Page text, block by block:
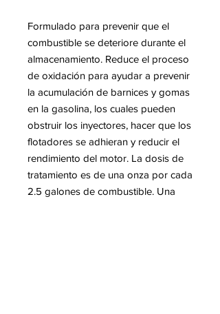
Formulado para prevenir que el
combustible se deteriore durante el
almacenamiento. Reduce el proceso
de oxidación para ayudar a prevenir
la acumulación de barnices y gomas
en la gasolina, los cuales pueden
obstruir los inyectores, hacer que los
flotadores se adhieran y reducir el
rendimiento del motor. La dosis de
tratamiento es de una onza por cada
2.5 galones de combustible. Una